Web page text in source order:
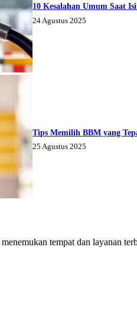
10 Kesalahan Umum Saat
24 Agustus 2025
Tips Memilih BBM yang
25 Agustus 2025
tempat dan layanan